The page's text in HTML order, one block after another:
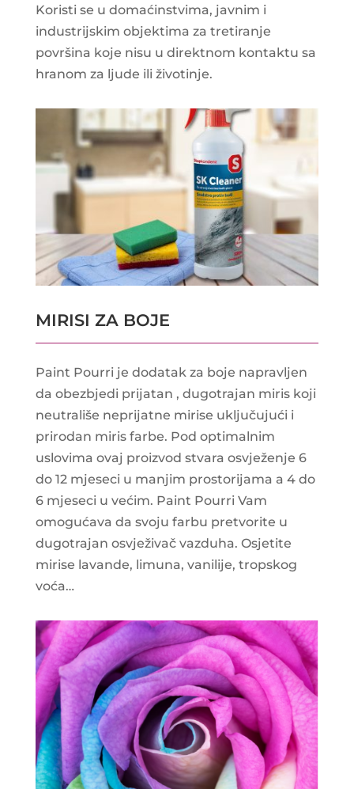
Koristi se u domaćinstvima, javnim i
industrijskim objektima za tretiranje
površina koje nisu u direktnom kontaktu sa
hranom za ljude ili životinje.
MIRISI ZA BOJE
Paint Pourri je dodatak za boje napravljen
da obezbjedi prijatan , dugotrajan miris koji
neutrališe neprijatne mirise uključujući i
prirodan miris farbe. Pod optimalnim
uslovima ovaj proizvod stvara osvježenje 6
do 12 mjeseci u manjim prostorijama a 4 do
6 mjeseci u većim. Paint Pourri Vam
omogućava da svoju farbu pretvorite u
dugotrajan osvježivač vazduha. Osjetite
mirise lavande, limuna, vanilije, tropskog
voća…